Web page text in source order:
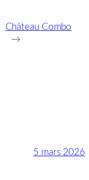
Château Combo
→
5 mars 2026